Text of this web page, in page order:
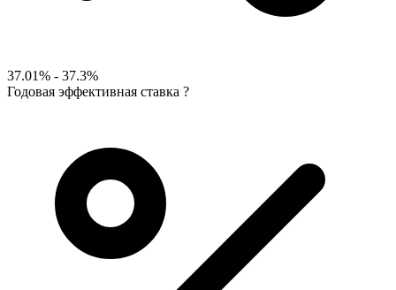
37.01% - 37.3%
Годовая эффективная ставка ?